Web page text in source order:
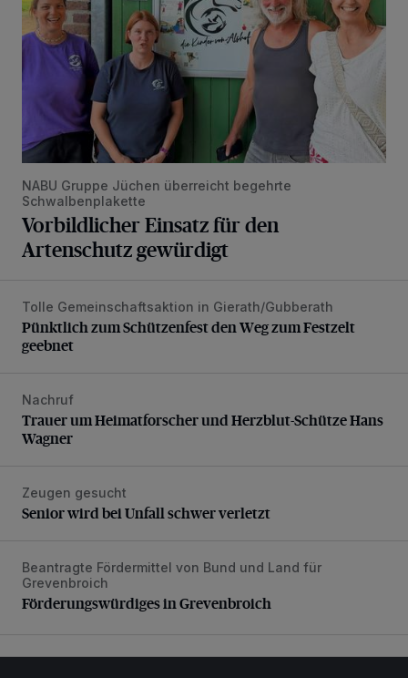
NABU Gruppe Jüchen überreicht begehrte
Schwalbenplakette
Vorbildlicher Einsatz für den
Artenschutz gewürdigt
Pünktlich zum Schützenfest den Weg zum Festzelt
Tolle Gemeinschaftsaktion in Gierath/Gubberath
Pünktlich zum Schützenfest den Weg zum Festzelt
geebnet
Trauer um Heimatforscher und Herzblut-Schütze Hans
Nachruf
Trauer um Heimatforscher und Herzblut-Schütze Hans
Wagner
Senior wird bei Unfall schwer verletzt
Zeugen gesucht
Senior wird bei Unfall schwer verletzt
Förderungswürdiges in Grevenbroich
Beantragte Fördermittel von Bund und Land für
Grevenbroich
Förderungswürdiges in Grevenbroich